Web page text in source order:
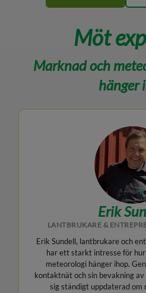
Möt
Marknad och
hänger
Erik
LANTBRUKARE &
Erik Sundell, lantbrukare och
har ett starkt intresse för
meteorologi hänger ihop.
kontaktnät och sin bevakning
sig ständigt uppdaterad om